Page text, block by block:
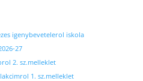
igenybevetelerol iskola
27
2. sz.melleklet
1. sz.melleklet